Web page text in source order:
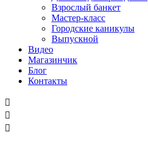
Взрослый банкет
Мастер-класс
Городские каникулы
Выпускной
Видео
Магазинчик
Блог
Контакты


